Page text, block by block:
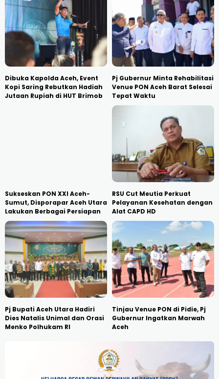
Dibuka Kapolda Aceh, Event
Kopi Saring Rebutkan Hadiah
Jutaan Rupiah di HUT Brimob
Pj Gubernur Minta Rehabilitasi
Venue PON Aceh Barat Selesai
Tepat Waktu
Sukseskan PON XXI Aceh-
Sumut, Disporapar Aceh Utara
Lakukan Berbagai Persiapan
RSU Cut Meutia Perkuat
Pelayanan Kesehatan dengan
Alat CAPD HD
Pj Bupati Aceh Utara Hadiri
Dies Natalis Unimal dan Orasi
Menko Polhukam RI
Tinjau Venue PON di Pidie, Pj
Gubernur Ingatkan Marwah
Aceh